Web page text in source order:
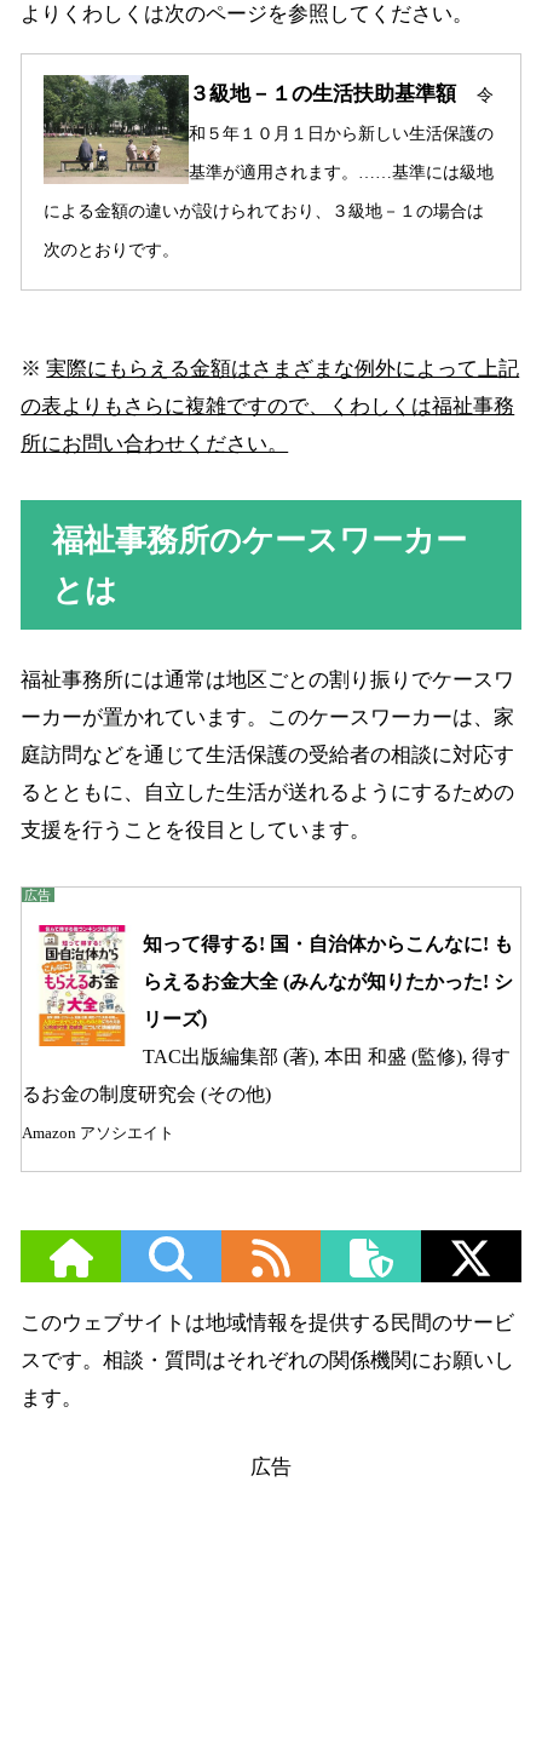
よりくわしくは次のページを参照してください。
３級地－１の生活扶助基準額
令
和５年１０月１日から新しい生活保護の
基準が適用されます。……基準には級地
による金額の違いが設けられており、３級地－１の場合は
次のとおりです。
※実際にもらえる金額はさまざまな例外によって上記
の表よりもさらに複雑ですので、くわしくは福祉事務
所にお問い合わせください。
福祉事務所のケースワーカー
とは
福祉事務所には通常は地区ごとの割り振りでケースワ
ーカーが置かれています。このケースワーカーは、家
庭訪問などを通じて生活保護の受給者の相談に対応す
るとともに、自立した生活が送れるようにするための
支援を行うことを役目としています。
知って得する! 国・自治体からこんなに! も
らえるお金大全 (みんなが知りたかった! シ
リーズ)
TAC出版編集部 (著), 本田 和盛 (監修), 得す
るお金の制度研究会 (その他)
Amazon アソシエイト